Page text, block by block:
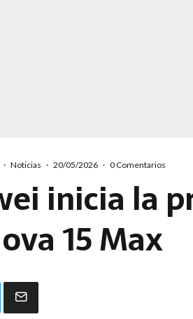
· Noticias · 20/05/2026 · 0 Comentarios
inicia la
15 Max